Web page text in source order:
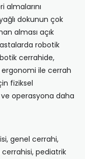
almalarını
dokunun çok
alması açık
robotik
cerrahide,
ergonomi ile cerrah
fiziksel
operasyona daha
genel cerrahi,
cerrahisi, pediatrik